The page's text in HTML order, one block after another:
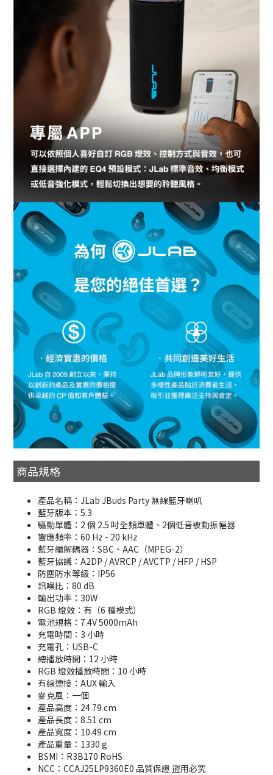
商品規格
產品名稱：JLab JBuds Party 無線藍牙喇叭
藍牙版本：5.3
驅動單體：2 個 2.5 吋全頻單體、2個低音被動振幅器
響應頻率：60 Hz - 20 kHz
藍牙編解碼器：SBC、AAC（MPEG-2）
藍牙協議：A2DP / AVRCP / AVCTP / HFP / HSP
防塵防水等級：IP56
訊噪比：80 dB
輸出功率：30W
RGB 燈效：有（6 種模式）
電池規格：7.4V 5000mAh
充電時間：3 小時
充電孔：USB-C
總播放時間：12 小時
RGB 燈效播放時間：10 小時
有線連接：AUX 輸入
麥克風：一個
產品高度：24.79 cm
產品長度：8.51 cm
產品寬度：10.49 cm
產品重量：1330 g
BSMI：R3B170 RoHS
NCC：CCAJ25LP9360E0 品質保證 盜用必究